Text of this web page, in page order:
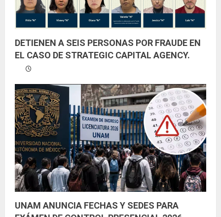
DETIENEN A SEIS PERSONAS POR FRAUDE EN
EL CASO DE STRATEGIC CAPITAL AGENCY.
UNAM ANUNCIA FECHAS Y SEDES PARA